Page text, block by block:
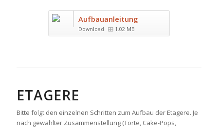
Aufbauanleitung
Download 1.02 MB
ETAGERE
Bitte folgt den einzelnen Schritten zum Aufbau der Etagere. Je
nach gewählter Zusammenstellung (Torte, Cake-Pops,